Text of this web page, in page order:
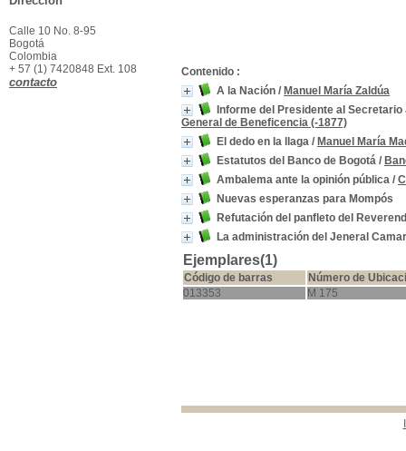
Contenido :
A la Nación / Manuel María Zaldúa
Informe del Presidente al
General de Beneficencia (-1877)
El dedo en la llaga / Manuel María
Estatutos del Banco de Bogotá /
Ambalema ante la opinión pública /
Nuevas esperanzas para Mompós
Refutación del panfleto del
La administración del Jeneral
Ejemplares(1)
Código de barras
Número de
013353
M 175
Calle 10 No. 8-95
Bogotá
Colombia
+ 57 (1) 7420848 Ext. 108
contacto